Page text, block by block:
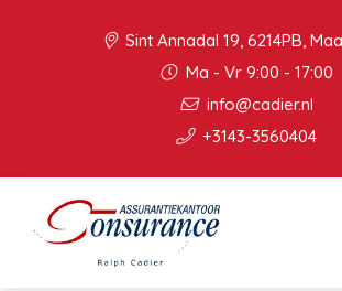
Sint Annadal 19, 6214PB,
Ma - Vr 9:00 - 17:00
info@cadier.nl
+3143-3560404